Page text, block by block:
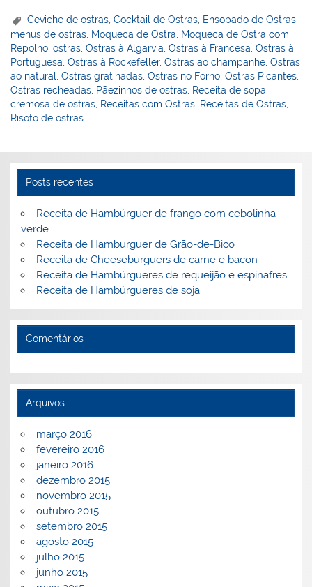
er
e
st
k
e
dI
n
c
e
b
o
o
k
itt
er
ai
l
h
o
o
M
ai
l
t
ar
e
Ceviche de ostras ,Cocktail de Ostras Ensopado de Ostras
menus de ostras, Moqueca de Ostra, Moqueca de Ostra com
Repolho,ostras,Ostras à Algarvia,Ostras à Francesa,Ostras à
Portuguesa,Ostras à Rockefeller,Ostras ao champanhe,Ostras
ao natural,Ostras gratinadas,Ostras no Forno,Ostras Picantes,
Ostras recheadas, Pãezinhos de ostras, Receita de sopa
cremosa de ostras, Receitas com Ostras, Receitas de Ostras,
Risoto de ostras
Posts recentes
Receita de Hambúrguer de frango com cebolinha
verde
Receita de Hamburguer de Grão-de-Bico
Receita de Cheeseburguers de carne e bacon
Receita de Hambúrgueres de requeijão e espinafres
Receita de Hambúrgueres de soja
Comentários
Arquivos
março 2016
fevereiro 2016
janeiro 2016
dezembro 2015
novembro 2015
outubro 2015
setembro 2015
agosto 2015
julho 2015
junho 2015